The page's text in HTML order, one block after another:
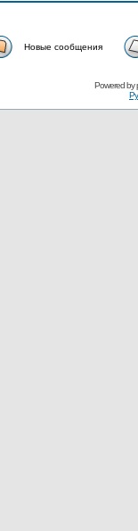
Новые сообщения
Powered by